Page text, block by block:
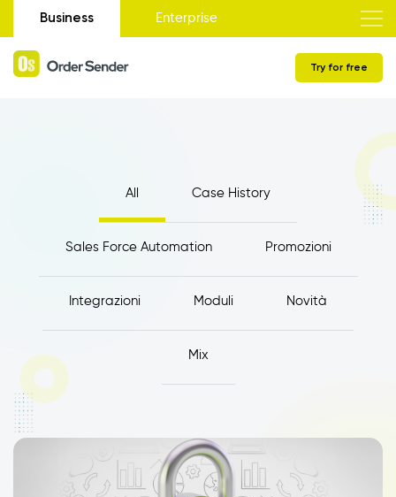
Business Enterprise
Try for free
All Case History
Sales Force Automation Promozioni
Integrazioni Moduli Novità
Mix